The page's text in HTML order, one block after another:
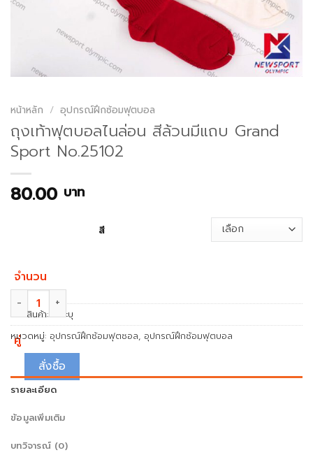
หน้าหลัก / อุปกรณ์ฝึกซ้อมฟุตบอล
ถุงเท้าฟุตบอลไนล่อน สีล้วนมีแถบ Grand
Sport No.25102
80.00 บาท
สี
จำนวน
จำนวน ถุงเท้าฟุตบอลไนล่อน สีล้วนมีแถบ Grand Sport
คู่
สั่งซื้อ
รหัสสินค้า:ไม่ระบุ
หมวดหมู่: อุปกรณ์ฝึกซ้อมฟุตซอล, อุปกรณ์ฝึกซ้อมฟุตบอล
รายละเอียด
ข้อมูลเพิ่มเติม
บทวิจารณ์ (0)